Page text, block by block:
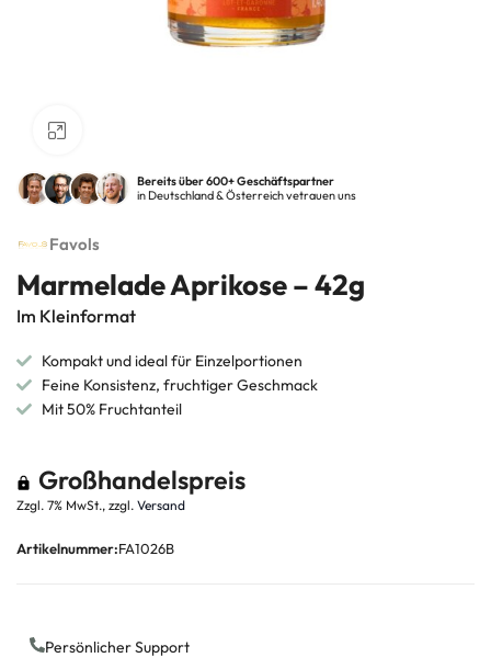
Bereits über 600+ Geschäftspartner
in Deutschland & Österreich vetrauen uns
Favols
Marmelade Aprikose – 42g
Im Kleinformat
Kompakt und ideal für Einzelportionen
Feine Konsistenz, fruchtiger Geschmack
Mit 50% Fruchtanteil
Großhandelspreis
Zzgl. 7% MwSt., zzgl. Versand
Artikelnummer:FA1026B
Persönlicher Support